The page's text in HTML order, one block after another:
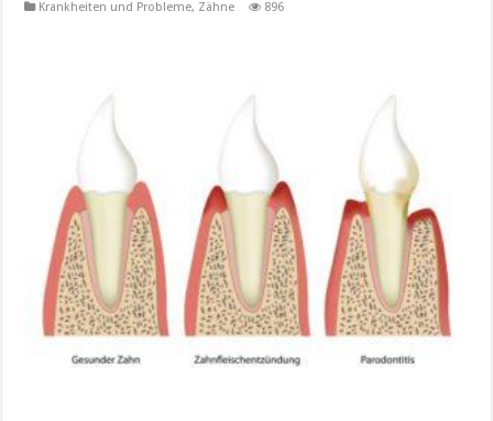
Krankheiten und Probleme, Zähne 896